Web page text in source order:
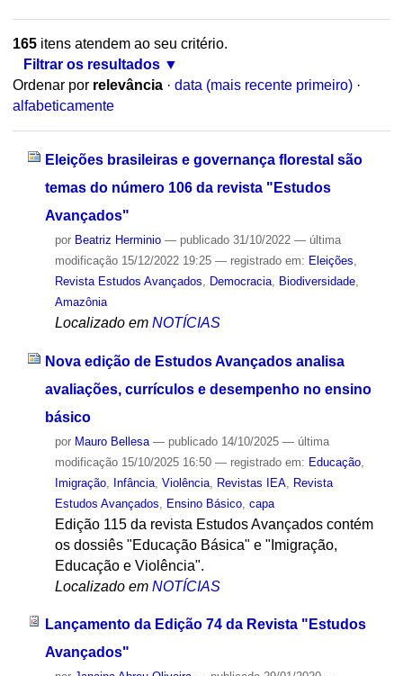
165itens atendem ao seu critério.
Filtrar os resultados
Ordenar por relevância · data (mais recente primeiro) ·
alfabeticamente
Eleições brasileiras e governança florestal são
temas do número 106 da revista "Estudos
Avançados"
por Beatriz Herminio — publicado31/10/2022 — última
modificação15/12/2022 19:25 — registrado em: Eleições
Revista Estudos Avançados
Democracia, Biodiversidade,
Amazônia
Localizado em NOTÍCIAS
Nova edição de Estudos Avançados analisa
avaliações, currículos e desempenho no ensino
básico
por Mauro Bellesa — publicado14/10/2025 — última
modificação15/10/2025 16:50 — registrado em: Educação,
Imigração, Infância, Violência, Revistas IEA, Revista
Estudos Avançados
Ensino Básico, capa
Edição 115 da revista Estudos Avançados contém
os dossiês "Educação Básica" e "Imigração,
Educação e Violência".
Localizado em NOTÍCIAS
Lançamento da Edição 74 da Revista "Estudos
Avançados"